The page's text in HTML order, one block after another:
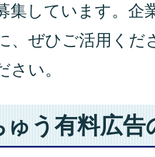
集しています。企
、ぜひご活用くだ
い。
ゅう有料広告